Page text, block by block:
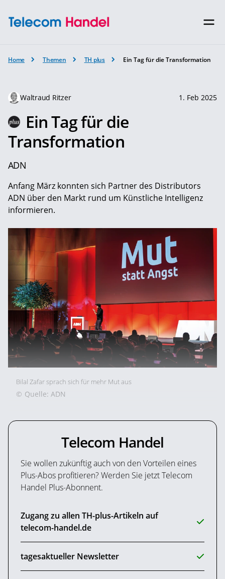
Home Themen TH plus Ein Tag für die Transformation
Waltraud Ritzer 1. Feb 2025
Ein Tag für die
Transformation
ADN
Anfang März konnten sich Partner des Distributors
ADN über den Markt rund um Künstliche Intelligenz
informieren.
Bilal Zafar sprach sich für mehr Mut aus
© Quelle: ADN
Telecom Handel
Sie wollen zukünftig auch von den Vorteilen eines
Plus-Abos profitieren? Werden Sie jetzt Telecom
Handel Plus-Abonnent.
Zugang zu allen TH-plus-Artikeln auf
telecom-handel.de
tagesaktueller Newsletter